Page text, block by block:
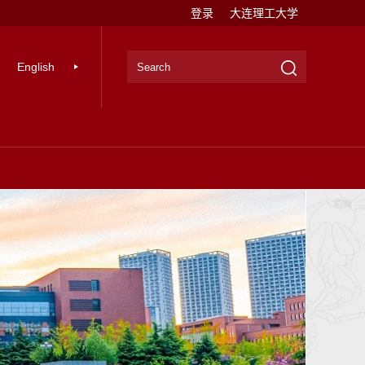
大连理工大学
登录
English